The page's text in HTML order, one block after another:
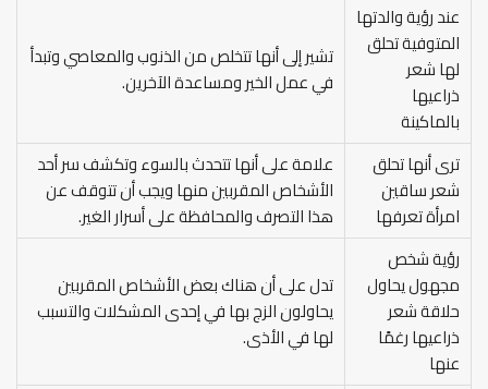
عند رؤية والدتها
المتوفية تحلق
لها شعر
ذراعيها
بالماكينة
تشير إلى أنها تتخلص من الذنوب والمعاصي وتبدأ
في عمل الخير ومساعدة الآخرين.
ترى أنها تحلق
شعر ساقين
امرأة تعرفها
علامة على أنها تتحدث بالسوء وتكشف سر أحد
الأشخاص المقربين منها ويجب أن تتوقف عن
هذا التصرف والمحافظة على أسرار الغير.
رؤية شخص
مجهول يحاول
حلاقة شعر
ذراعيها رغمًا
عنها
تدل على أن هناك بعض الأشخاص المقربين
يحاولون الزج بها في إحدى المشكلات والتسبب
لها في الأذى.